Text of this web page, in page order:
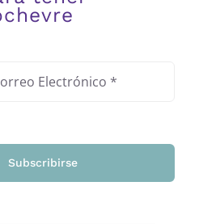
Subscribirse